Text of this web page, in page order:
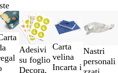
Nuove opzioni
Adesivi
su foglio
Decora,
Carta
velina
Incarta i
Nastri
personali